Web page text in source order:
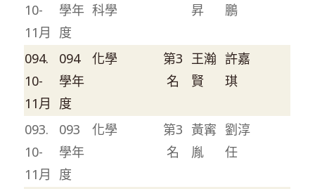
10-
11月
學年
度
科學
昇
鵬
094.
10-
11月
094
學年
度
化學
第3
名
王瀚
賢
許嘉
琪
093.
10-
11月
093
學年
度
化學
第3
名
黃寗
胤
劉淳
任